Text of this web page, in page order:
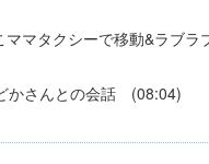
タクシーで移動&ラブラ
さんとの会話 (08:04)